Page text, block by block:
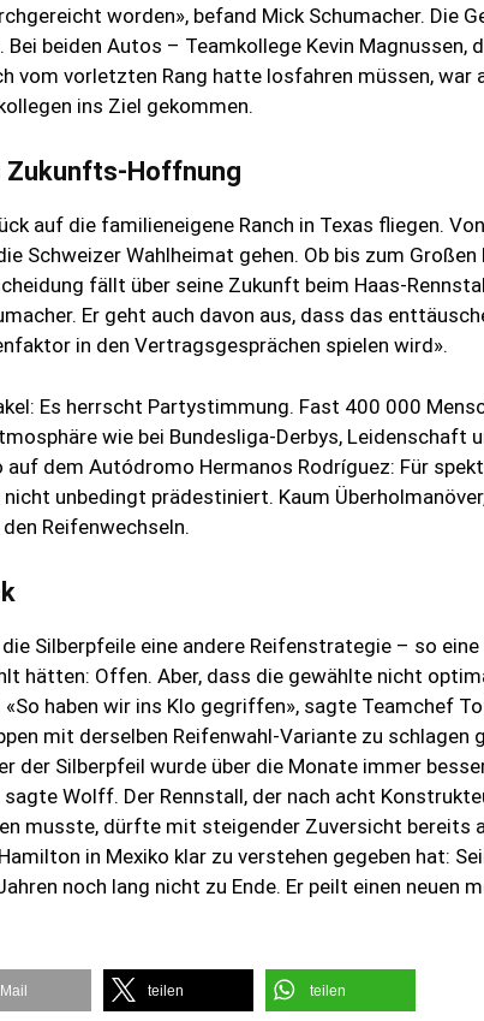
worden», befand Mick Schumacher. Die
beiden Autos – Teamkollege Kevin Magnussen,
vom vorletzten Rang hatte losfahren müssen, war
ins Ziel gekommen.
Zukunfts-Hoffnung
auf die familieneigene Ranch in Texas fliegen.
Schweizer Wahlheimat gehen. Ob bis zum Großen
fällt über seine Zukunft beim Haas-
Er geht auch davon aus, dass das
in den Vertragsgesprächen spielen wird».
Es herrscht Partystimmung. Fast 400 000
wie bei Bundesliga-Derbys, Leidenschaft
auf dem Autódromo Hermanos Rodríguez: Für
unbedingt prädestiniert. Kaum
Reifenwechseln.
Silberpfeile eine andere Reifenstrategie – so eine
hätten: Offen. Aber, dass die gewählte nicht
«So haben wir ins Klo gegriffen», sagte Teamchef
mit derselben Reifenwahl-Variante zu schlagen
der Silberpfeil wurde über die Monate immer
Wolff. Der Rennstall, der nach acht
musste, dürfte mit steigender Zuversicht bereits
in Mexiko klar zu verstehen gegeben hat:
noch lang nicht zu Ende. Er peilt einen neuen
teilen teilen